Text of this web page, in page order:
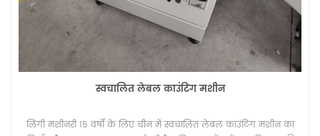
स्वचालित लेबल काउंटिंग मशीन
लिंगी मशीनरी 15 वर्षों के लिए चीन में स्वचालित लेबल काउंटिंग मशीन का